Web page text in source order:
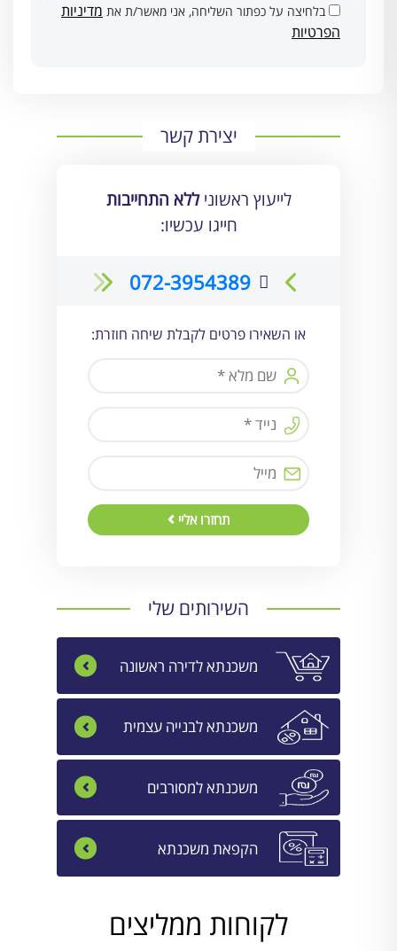
בלחיצה על כפתור השליחה, אני מאשר/ת את מדיניות
הפרטיות
יצירת קשר
לייעוץ ראשוניללא התחייבות
חייגו עכשיו:
072-3954389
או השאירו פרטים לקבלת שיחה חוזרת:
תחזרו אליי
השירותים שלי
משכנתא לדירה ראשונה
משכנתא לבנייה עצמית
משכנתא למסורבים
הקפאת משכנתא
לקוחות ממליצים